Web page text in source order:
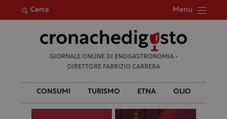
Cerca Menu
per:
GIORNALE ONLINE DI ENOGASTRONOMIA •
DIRETTORE FABRIZIO CARRERA
CONSUMI TURISMO ETNA OLIO